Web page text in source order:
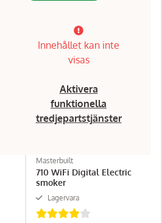
Innehållet kan inte
visas
Aktivera
funktionella
tredjepartstjänster
Masterbuilt
710 WiFi Digital Electric
smoker
Lagervara